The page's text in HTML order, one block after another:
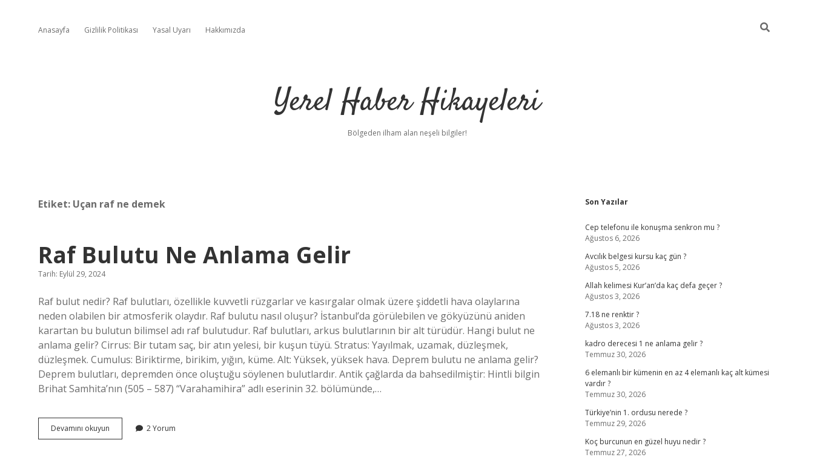
Anasayfa Gizlilik Politikası Yasal Uyarı Hakkımızda
Yerel Haber Hikayeleri
Bölgeden ilham alan neşeli bilgiler!
Etiket: Uçan raf ne demek
Raf Bulutu Ne Anlama Gelir
Tarih: Eylül 29, 2024
Raf bulut nedir? Raf bulutları, özellikle kuvvetli rüzgarlar ve kasırgalar olmak üzere şiddetli hava olaylarına
neden olabilen bir atmosferik olaydır. Raf bulutu nasıl oluşur? İstanbul’da görülebilen ve gökyüzünü aniden
karartan bu bulutun bilimsel adı raf bulutudur. Raf bulutları, arkus bulutlarının bir alt türüdür. Hangi bulut ne
anlama gelir? Cirrus: Bir tutam saç, bir atın yelesi, bir kuşun tüyü. Stratus: Yayılmak, uzamak, düzleşmek,
düzleşmek. Cumulus: Biriktirme, birikim, yığın, küme. Alt: Yüksek, yüksek hava. Deprem bulutu ne anlama gelir?
Deprem bulutları, depremden önce oluştuğu söylenen bulutlardır. Antik çağlarda da bahsedilmiştir: Hintli bilgin
Brihat Samhita’nın (505 – 587) “Varahamihira” adlı eserinin 32. bölümünde,…
Devamını okuyun
Bulutu
2 Yorum
Sidebar
Son Yazılar
Cep telefonu ile konuşma senkron mu ?
Ağustos 6, 2026
Avcılık belgesi kursu kaç gün ?
Ağustos 5, 2026
Allah kelimesi Kur’an’da kaç defa geçer ?
Ağustos 3, 2026
7.18 ne renktir ?
Ağustos 3, 2026
kadro derecesi 1 ne anlama gelir ?
Temmuz 30, 2026
6 elemanlı bir kümenin en az 4 elemanlı kaç alt kümesi
vardır ?
Temmuz 30, 2026
Türkiye’nin 1. ordusu nerede ?
Temmuz 29, 2026
Koç burcunun en güzel huyu nedir ?
Temmuz 27, 2026